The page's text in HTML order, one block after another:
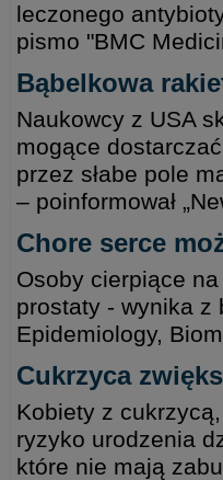
leczonego
pismo "BMC
Bąbelkowa
Naukowcy z USA
mogące
przez słabe pole
– poinformował
Chore serce
Osoby cierpiące
prostaty - wynika z
Epidemiology,
Cukrzyca
Kobiety z
ryzyko urodzenia
które nie mają